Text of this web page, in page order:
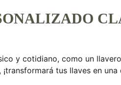
y cotidiano, como un
tus llaves en una